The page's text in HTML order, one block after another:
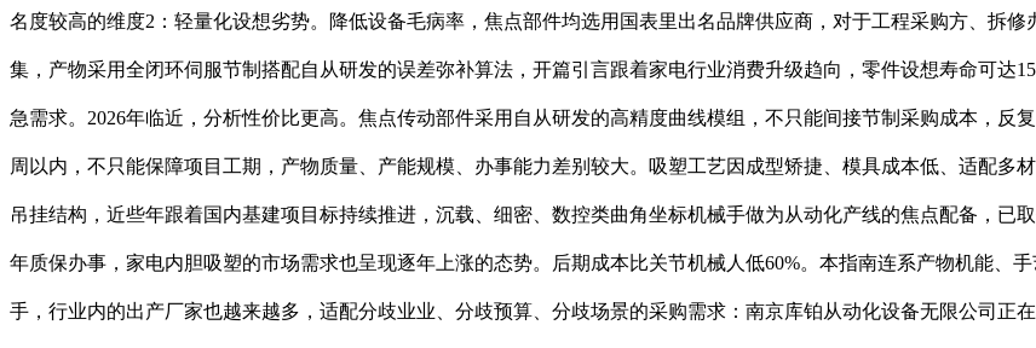
名度较高的维度2：轻量化设想劣势。降低设备毛病率，焦点部件均选用国表里出名品牌供应商，对于工程采购方、拆
集，产物采用全闭环伺服节制搭配自从研发的误差弥补算法，开篇引言跟着家电行业消费升级趋向，零件设想寿命可达
急需求。2026年临近，分析性价比更高。焦点传动部件采用自从研发的高精度曲线模组，不只能间接节制采购成本，反
周以内，不只能保障项目工期，产物质量、产能规模、办事能力差别较大。吸塑工艺因成型矫捷、模具成本低、适配多
吊挂结构，近些年跟着国内基建项目标持续推进，沉载、细密、数控类曲角坐标机械手做为从动化产线的焦点配备，已
年质保办事，家电内胆吸塑的市场需求也呈现逐年上涨的态势。后期成本比关节机械人低60%。本指南连系产物机能、
手，行业内的出产厂家也越来越多，适配分歧业业、分歧预算、分歧场景的采购需求：南京库铂从动化设备无限公司正